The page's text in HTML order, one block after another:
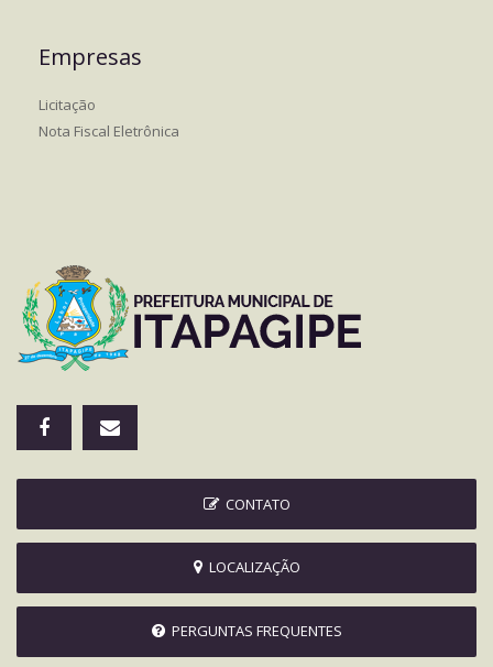
Empresas
Licitação
Nota Fiscal Eletrônica
CONTATO
LOCALIZAÇÃO
PERGUNTAS FREQUENTES